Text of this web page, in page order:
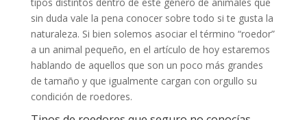
sin duda vale la pena conocer sobre todo si te gusta la
naturaleza. Si bien solemos asociar el término “roedor”
a un animal pequeño, en el artículo de hoy estaremos
hablando de aquellos que son un poco más grandes
de tamaño y que igualmente cargan con orgullo su
condición de roedores.